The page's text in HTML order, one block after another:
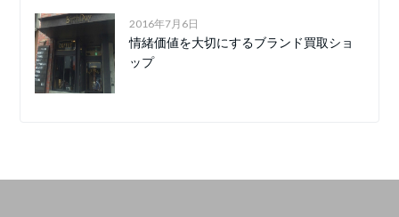
2016年7月6日
情緒価値を大切にするブランド買取ショ
ップ